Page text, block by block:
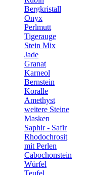
Bergkristall
Onyx
Perlmutt
Tigerauge
Stein Mix
Jade
Granat
Karneol
Bernstein
Koralle
Amethyst
weitere Steine
Masken
Saphir - Safir
Rhodochrosit
mit Perlen
Cabochonstein
Würfel
Teufel